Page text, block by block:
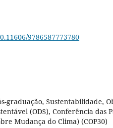
9786587773780
graduação, Sustentabilidade,
(ODS), Conferência das
Mudança do Clima) (COP30)